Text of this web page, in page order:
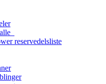
reservedelsliste